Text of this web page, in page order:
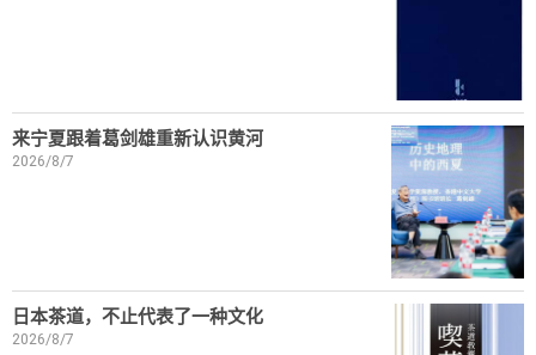
来宁夏跟着葛剑雄重新认识黄河
2026/8/7
日本茶道，不止代表了一种文化
2026/8/7